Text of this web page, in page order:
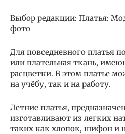
Выбор редакции: Платья:
фото
Для повседневного платья
или плательная ткань,
расцветки. В этом платье
на учёбу, так и на работу.
Летние платья,
изготавливают из легких
таких как хлопок, шифон и